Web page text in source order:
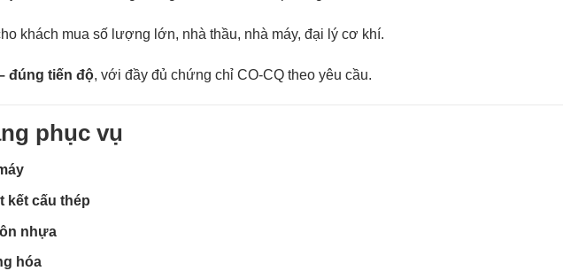
khách mua số lượng lớn, nhà thầu, nhà máy, đại lý cơ khí.
đúng tiến độ, với đầy đủ chứng chỉ CO-CQ theo yêu cầu.
phục vụ
kết cấu thép
nhựa
hóa